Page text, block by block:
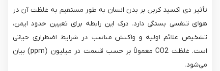
تأثیر دی اکسید کربن بر بدن انسان به طور مستقیم به غلظت آن در
هوای تنفسی بستگی دارد. درک این رابطه برای تعیین حدود ایمن،
تشخیص علائم اولیه و واکنش مناسب در شرایط اضطراری حیاتی
است. غلظت CO2​ معمولاً بر حسب قسمت در میلیون (ppm) بیان
می‌شود.